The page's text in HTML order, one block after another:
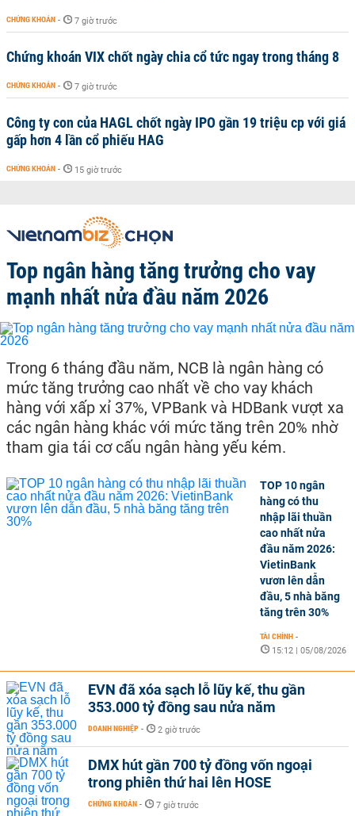
CHỨNG KHOÁN - 7 giờ trước
Chứng khoán VIX chốt ngày chia cổ tức ngay trong tháng 8
CHỨNG KHOÁN - 7 giờ trước
Công ty con của HAGL chốt ngày IPO gần 19 triệu cp với giá
gấp hơn 4 lần cổ phiếu HAG
CHỨNG KHOÁN - 15 giờ trước
Top ngân hàng tăng trưởng cho vay
mạnh nhất nửa đầu năm 2026
Trong 6 tháng đầu năm, NCB là ngân hàng có
mức tăng trưởng cao nhất về cho vay khách
hàng với xấp xỉ 37%, VPBank và HDBank vượt xa
các ngân hàng khác với mức tăng trên 20% nhờ
tham gia tái cơ cấu ngân hàng yếu kém.
TOP 10 ngân
hàng có thu
nhập lãi thuần
cao nhất nửa
đầu năm 2026:
VietinBank
vươn lên dẫn
đầu, 5 nhà băng
tăng trên 30%
TÀI CHÍNH -
15:12 | 05/08/2026
EVN đã xóa sạch lỗ lũy kế, thu gần
353.000 tỷ đồng sau nửa năm
DOANH NGHIỆP - 2 giờ trước
DMX hút gần 700 tỷ đồng vốn ngoại
trong phiên thứ hai lên HOSE
CHỨNG KHOÁN - 7 giờ trước